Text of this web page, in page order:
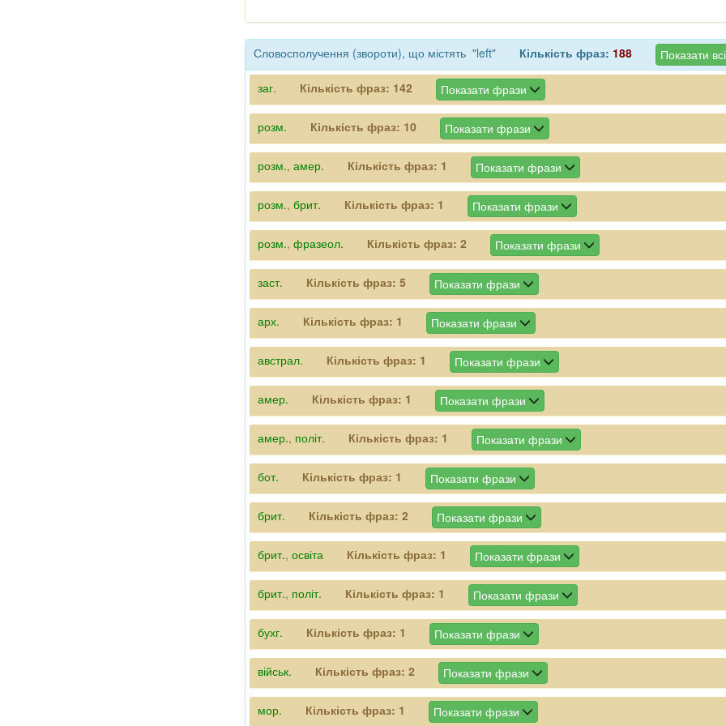
Словосполучення (звороти), що містять "left" Кількість фраз: 188 Показати
заг. Кількість фраз: 142 Показати фрази
розм. Кількість фраз: 10 Показати фрази
розм., амер. Кількість фраз: 1 Показати фрази
розм., брит. Кількість фраз: 1 Показати фрази
розм., фразеол. Кількість фраз: 2 Показати фрази
заст. Кількість фраз: 5 Показати фрази
арх. Кількість фраз: 1 Показати фрази
австрал. Кількість фраз: 1 Показати фрази
амер. Кількість фраз: 1 Показати фрази
амер., політ. Кількість фраз: 1 Показати фрази
бот. Кількість фраз: 1 Показати фрази
брит. Кількість фраз: 2 Показати фрази
брит., освіта Кількість фраз: 1 Показати фрази
брит., політ. Кількість фраз: 1 Показати фрази
бухг. Кількість фраз: 1 Показати фрази
військ. Кількість фраз: 2 Показати фрази
мор. Кількість фраз: 1 Показати фрази